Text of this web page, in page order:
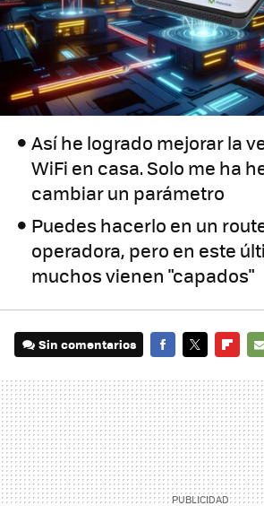
Así he logrado mejorar la
WiFi en casa. Solo me ha
cambiar un parámetro
Puedes hacerlo en un
operadora, pero en este
muchos vienen "capados"
Sin comentarios